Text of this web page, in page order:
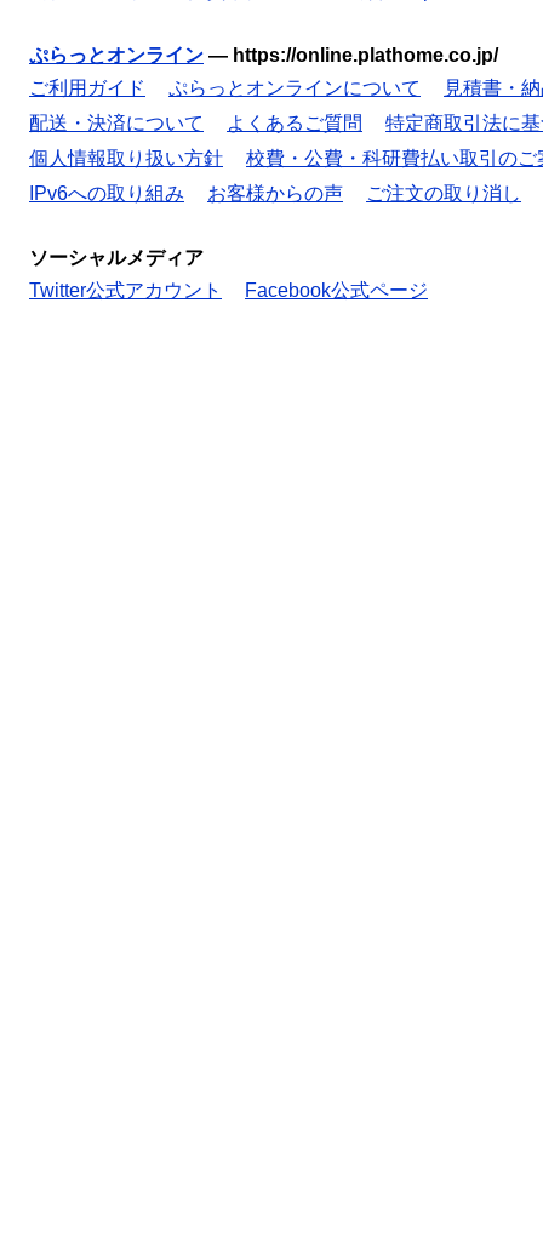
ぷらっとオンライン — https://online.plathome.co.jp/
ご利用ガイド
ぷらっとオンラインについて
見積書・
配送・決済について
よくあるご質問
特定商取引法に
個人情報取り扱い方針
校費・公費・科研費払い取引のご
IPv6への取り組み
お客様からの声 ご注文の取り消し
ソーシャルメディア
Twitter公式アカウント
Facebook公式ページ